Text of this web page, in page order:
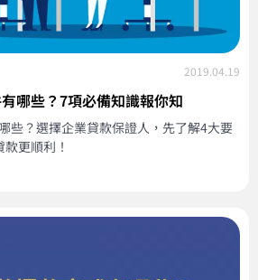
2019.04.19
哪些？7項必備知識報你知
些？選擇企業貸款保證人，先了解4大要
更順利！